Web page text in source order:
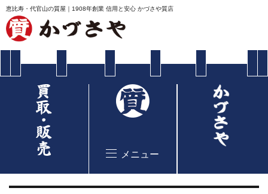
恵比寿・代官山の質屋｜1908年創業 信用と安心 かづさや質店
メニュー